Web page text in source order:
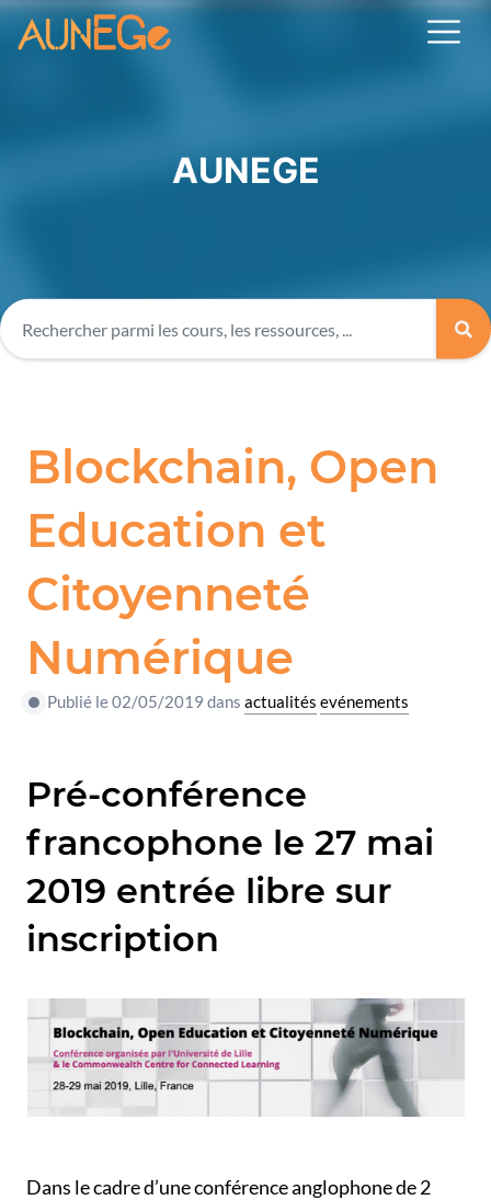
AUNEGE
Blockchain, Open
Education et
Citoyenneté
Numérique
Publié le 02/05/2019 dansactualités evénements
Pré-conférence
francophone le 27 mai
2019 entrée libre sur
inscription
Dans le cadre d’une conférence anglophone de 2